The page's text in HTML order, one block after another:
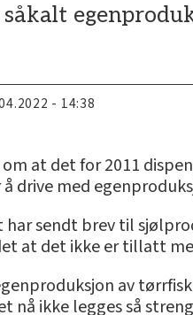
- 14:38
at det for 2011
drive med
sendt brev til
at det ikke er tillatt
av
nå ikke legges så